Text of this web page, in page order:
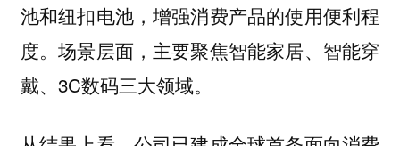
池和纽扣电池，增强消费产品的使用便利程
度。场景层面，主要聚焦智能家居、智能穿
戴、3C数码三大领域。